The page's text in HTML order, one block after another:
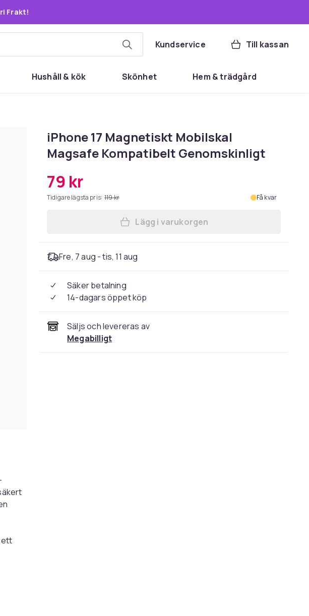
Frakt!
Kundservice Till kassan
Hushåll & kök Skönhet Hem & trädgård
ett
iPhone 17 Magnetiskt Mobilskal
Magsafe Kompatibelt Genomskinligt
79 kr
Tidigare lägsta pris: 119 kr Få kvar
Lägg till iPhone 17 Magnetiskt
Lägg i varukorgen
Fre, 7 aug - tis, 11 aug
Säker betalning
14-dagars öppet köp
Säljs och levereras av
Megabilligt